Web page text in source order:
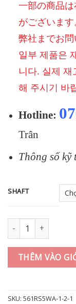
一部の商品
がございます
弊社までお問
일부 제품은
니다. 실제 재
해 주시기 바
Hotline:
Trân
Thông số
SHAFT
Bộ gậy sắt
THÊM VÀO
SKU: 561RS5WA-1-2-1